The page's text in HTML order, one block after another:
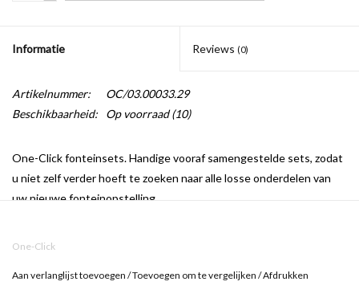
Informatie Reviews (0)
Artikelnummer:
OC/03.00033.29
Beschikbaarheid:
Op voorraad(10)
One-Click fonteinsets.Handige vooraf samengestelde sets, zodat
u niet zelf verder hoeft te zoeken naar alle losse onderdelen van
uw nieuwe fonteinopstelling.
IB/06.53001 (sifon)
One-Click
Aan verlanglijst toevoegen /Toevoegen om te vergelijken /Afdrukken